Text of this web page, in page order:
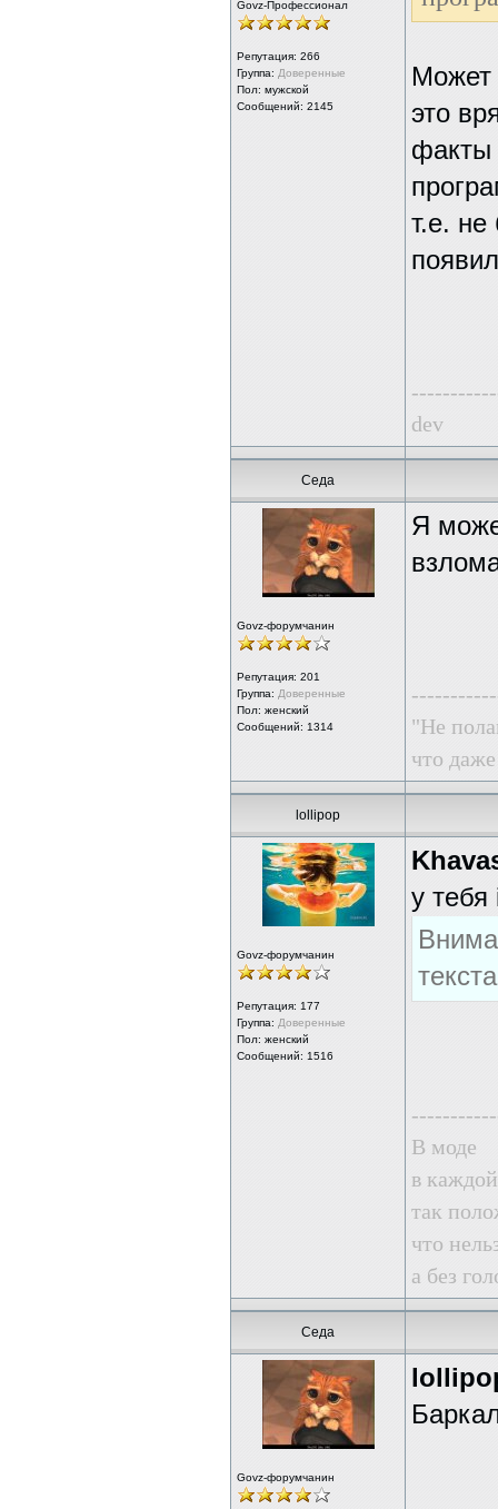
Govz-Профессионал
Репутация: 266
Группа: Доверенные
Пол: мужской
Сообщений: 2145
Может
это
факты
т.е.
dev
Седа
Govz-форумчанин
Репутация: 201
Группа: Доверенные
Пол: женский
Сообщений: 1314
Я
"Не
что
lollipop
Govz-форумчанин
Репутация: 177
Группа: Доверенные
Пол: женский
Сообщений: 1516
у тебя
В моде
в каждой
так
что
а без
Седа
Govz-форумчанин